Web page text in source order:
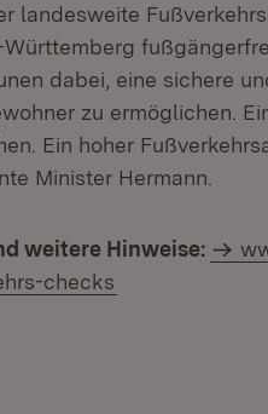
landesweite
dabei, eine sichere
zu ermöglichen.
Ein hoher
Minister Hermann.
weitere Hinweise:
checks